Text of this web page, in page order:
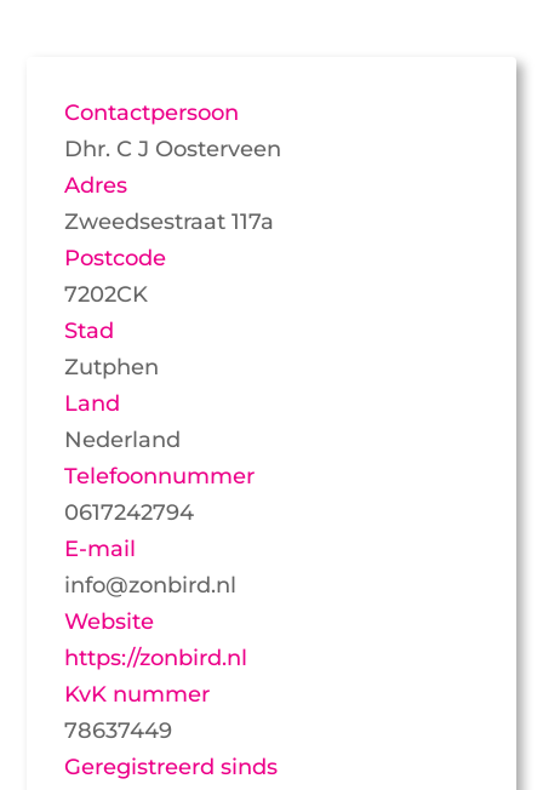
Contactpersoon
Dhr. C J Oosterveen
Adres
Zweedsestraat 117a
Postcode
7202CK
Stad
Zutphen
Land
Nederland
Telefoonnummer
0617242794
E-mail
info@zonbird.nl
Website
https://zonbird.nl
KvK nummer
78637449
Geregistreerd sinds